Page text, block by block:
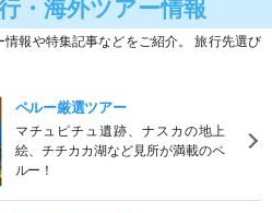
・海外ツアー情報
報や特集記事などをご紹介。 旅行先選び
ペルー厳選ツアー
マチュピチュ遺跡、ナスカの地上
絵、チチカカ湖など見所が満載のペ
ルー！